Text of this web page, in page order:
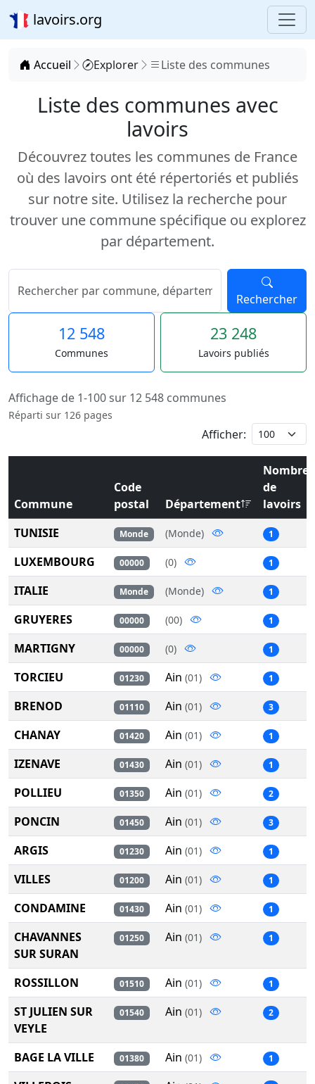
lavoirs.org
Accueil Explorer Liste des communes
Liste des communes avec
lavoirs
Découvrez toutes les communes de France
où des lavoirs ont été répertoriés et publiés
sur notre site. Utilisez la recherche pour
trouver une commune spécifique ou explorez
par département.
Rechercher
12 548
Communes
23 248
Lavoirs publiés
Affichage de 1-100 sur 12 548 communes
Réparti sur 126 pages
Afficher:
Commune
Code
postal
Département
Nombre
de
lavoirs
TUNISIE
Monde (Monde) 1
LUXEMBOURG 00000 (0) 1
ITALIE Monde (Monde) 1
GRUYERES 00000 (00) 1
MARTIGNY 00000 (0) 1
TORCIEU 01230 Ain (01) 1
BRENOD 01110 Ain (01) 3
CHANAY 01420 Ain (01) 1
IZENAVE 01430 Ain (01) 1
POLLIEU 01350 Ain (01) 2
PONCIN 01450 Ain (01) 3
ARGIS 01230 Ain (01) 1
VILLES 01200 Ain (01) 1
CONDAMINE 01430 Ain (01) 1
CHAVANNES
SUR SURAN
01250 Ain (01) 1
ROSSILLON 01510 Ain (01) 1
ST JULIEN SUR
VEYLE
01540 Ain (01) 2
BAGE LA VILLE 01380 Ain (01) 1